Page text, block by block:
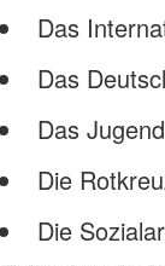
Das
Das
Das
Die
Die